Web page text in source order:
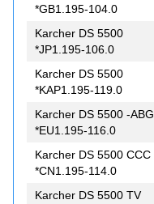
*GB1.195-104.0
Karcher DS 5500
*JP1.195-106.0
Karcher DS 5500
*KAP1.195-119.0
Karcher DS 5500 -ABG
*EU1.195-116.0
Karcher DS 5500 CCC
*CN1.195-114.0
Karcher DS 5500 TV